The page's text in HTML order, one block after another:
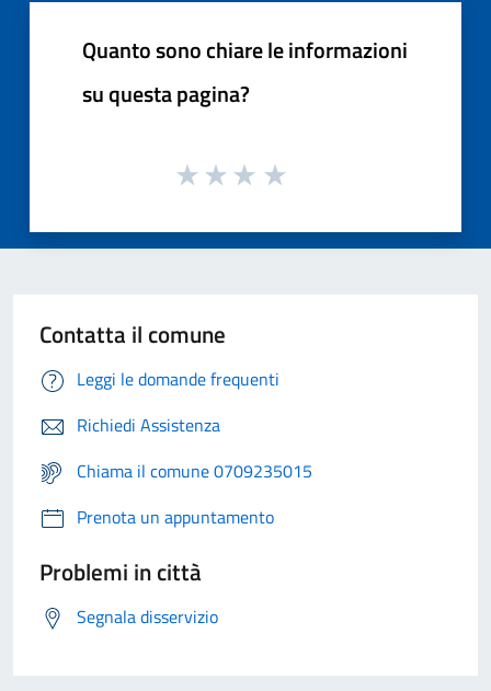
Quanto sono chiare le informazioni
su questa pagina?
Contatta il comune
Leggi le domande frequenti
Richiedi Assistenza
Chiama il comune 0709235015
Prenota un appuntamento
Problemi in città
Segnala disservizio